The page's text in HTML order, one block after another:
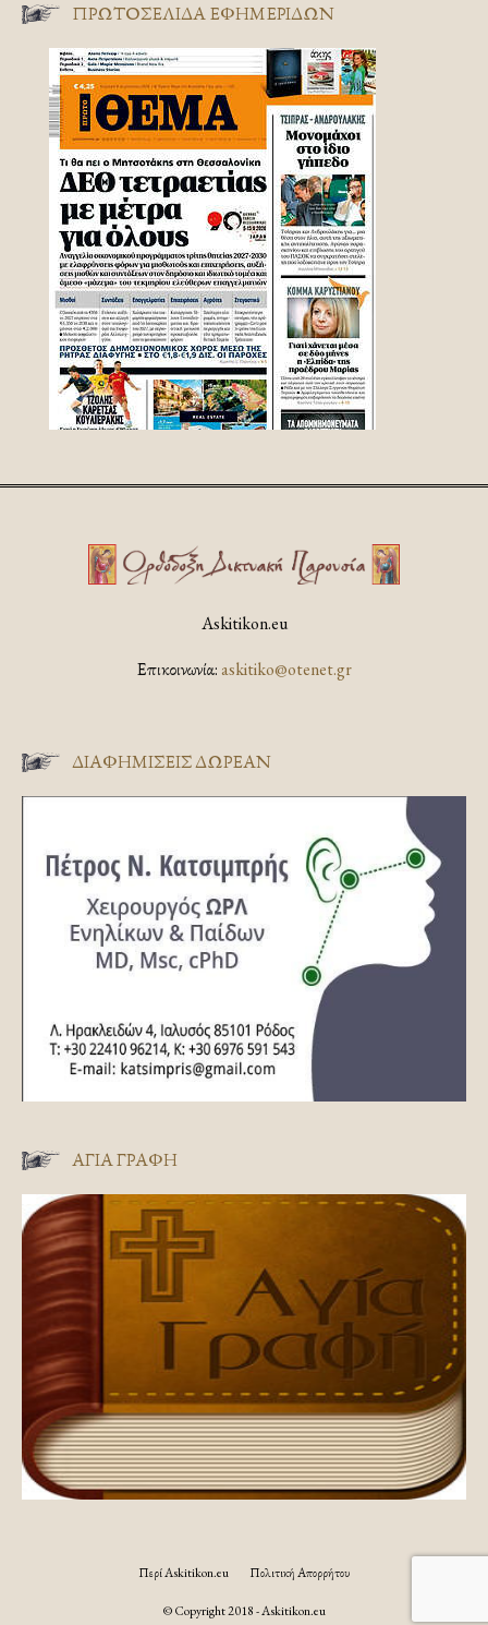
ΠΡΩΤΟΣΈΛΙΔΑ ΕΦΗΜΕΡΊΔΩΝ
Askitikon.eu
Επικοινωνία:askitiko@otenet.gr
ΔΙΑΦΗΜΊΣΕΙΣ ΔΩΡΕΆΝ
ΑΓΊΑ ΓΡΑΦΉ
Περί Askitikon.eu Πολιτική Απορρήτου
© Copyright 2018 - Askitikon.eu